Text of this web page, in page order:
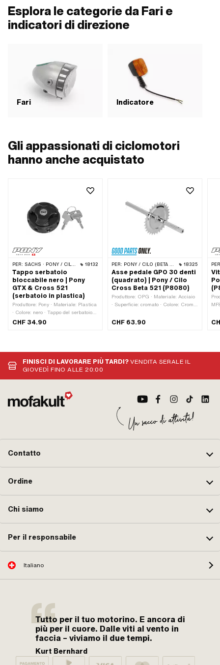
Esplora le categorie da Fari e
indicatori di direzione
Fari Indicatore
Gli appassionati di ciclomotori
hanno anche acquistato
PER: SACHS · PONY / CILO (BETA 521 E 512) 18132
Tappo serbatoio
bloccabile nero | Pony
GTX & Cross 521
(serbatoio in plastica)
Produttore: Pony · Materiale: Plastica
· Colore: nero · Tappo del serbatoio
del carburante: M50 x 4 · Altezza:
CHF 34.90
PER: PONY / CILO (BETA 521 E 512) 18325
Asse pedale GPO 30 denti
(quadrato) | Pony / Cilo
Cross Beta 521 (P8080)
Produttore: OPG · Materiale: Acciaio
· Superficie: cromato · Colore: Cromo
Lunghezza d'onda dalla corona: 124
mm · Numero OEM Pony: P8080
CHF 63.90
FINISCI DI LAVORARE PIÙ TARDI?VENDITA SERALE IL
GIOVEDÌ FINO ALLE 20:00
Contatto
Ordine
Chi siamo
Per il responsabile
Italiano
Tutto per il tuo motorino. E ancora di
più per il cuore. Dalle viti al vento in
faccia – viviamo il due tempi.
Kurt Bernhard